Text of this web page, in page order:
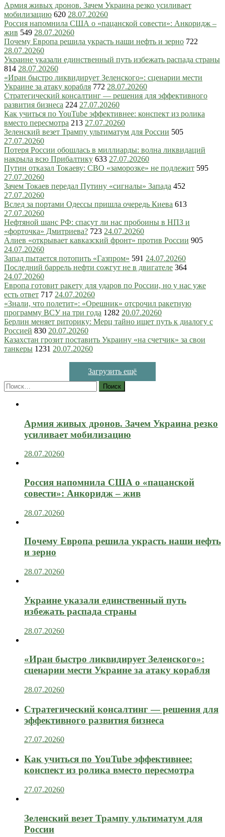
Армия живых дронов. Зачем Украина резко усиливает
мобилизацию 620 28.07.20260
Россия напомнила США о «пацанской совести»: Анкоридж –
жив 549 28.07.20260
Почему Европа решила украсть наши нефть и зерно 722
28.07.20260
Украине указали единственный путь избежать распада страны
814 28.07.20260
«Иран быстро ликвидирует Зеленского»: сценарии мести
Украине за атаку корабля 772 28.07.20260
Стратегический консалтинг — решения для эффективного
развития бизнеса 224 27.07.20260
Как учиться по YouTube эффективнее: конспект из ролика
вместо пересмотра 213 27.07.20260
Зеленский везет Трампу ультиматум для России 505
27.07.20260
Потеря России обошлась в миллиарды: волна ликвидаций
накрыла всю Прибалтику 633 27.07.20260
Путин отказал Токаеву: СВО «заморозке» не подлежит 595
27.07.20260
Зачем Токаев передал Путину «сигналы» Запада 452
27.07.20260
Вслед за портами Одессы пришла очередь Киева 613
27.07.20260
Нефтяной шанс РФ: спасут ли нас пробоины в НПЗ и
«форточка» Дмитриева? 723 24.07.20260
Алиев «открывает кавказский фронт» против России 905
24.07.20260
Запад пытается потопить «Газпром» 591 24.07.20260
Последний баррель нефти сожгут не в двигателе 364
24.07.20260
Европа готовит ракету для ударов по России, но у нас уже
есть ответ 717 24.07.20260
«Знали, что полетит»: «Орешник» отсрочил ракетную
программу ВСУ на три года 1282 20.07.20260
Берлин меняет риторику: Мерц тайно ищет путь к диалогу с
Россией 830 20.07.20260
Казахстан грозит поставить Украину «на счетчик» за свои
танкеры 1231 20.07.20260
Загрузить ещё
Найти:
Армия живых дронов. Зачем Украина резко
усиливает мобилизацию
28.07.20260
Россия напомнила США о «пацанской
совести»: Анкоридж – жив
28.07.20260
Почему Европа решила украсть наши нефть
и зерно
28.07.20260
Украине указали единственный путь
избежать распада страны
28.07.20260
«Иран быстро ликвидирует Зеленского»:
сценарии мести Украине за атаку корабля
28.07.20260
Стратегический консалтинг — решения для
эффективного развития бизнеса
27.07.20260
Как учиться по YouTube эффективнее:
конспект из ролика вместо пересмотра
27.07.20260
Зеленский везет Трампу ультиматум для
России